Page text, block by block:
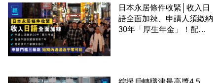
日本永居條件收緊│收入日
語全面加辣、申請人須繳納
30年「厚生年金」！配偶